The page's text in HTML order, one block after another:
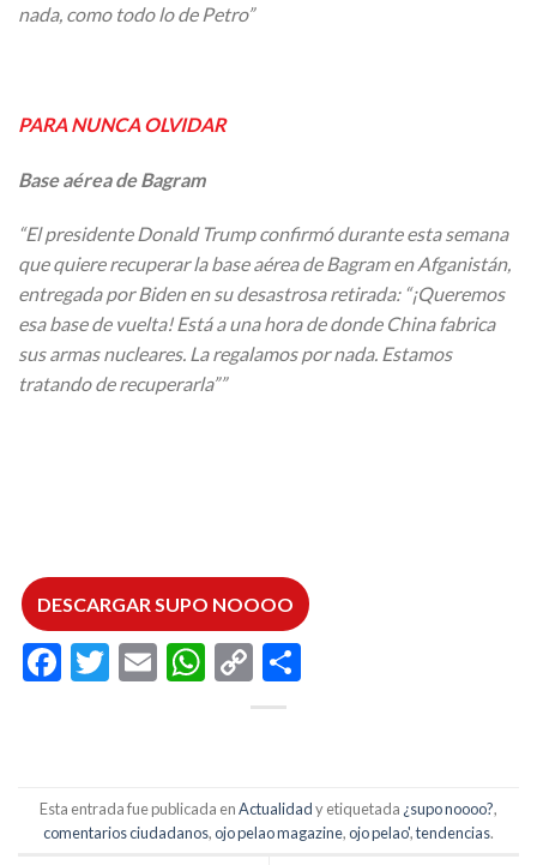
nada, como todo lo de Petro”
PARA NUNCA OLVIDAR
Base aérea de Bagram
“El presidente Donald Trump confirmó durante esta semana
que quiere recuperar la base aérea de Bagram en Afganistán,
entregada por Biden en su desastrosa retirada: “¡Queremos
esa base de vuelta! Está a una hora de donde China fabrica
sus armas nucleares. La regalamos por nada. Estamos
tratando de recuperarla””
DESCARGAR SUPO NOOOO
Facebook
Twitter
EmailWhatsApp
Copy
Link
Esta entrada fue publicada enActualidady etiquetada ¿supo noooo?,
comentarios ciudadanos,ojo pelao magazine,ojo pelao',tendencias.